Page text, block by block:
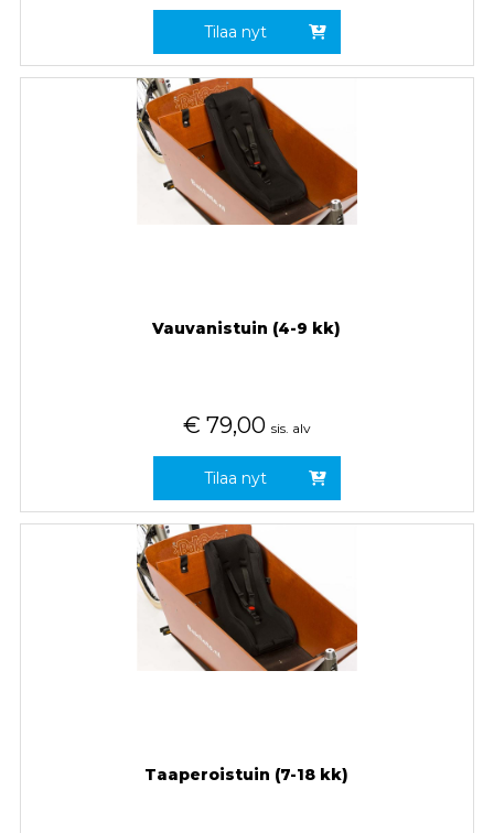
Tilaa nyt
Vauvanistuin (4-9 kk)
€ 79,00 sis. alv
Tilaa nyt
Taaperoistuin (7-18 kk)